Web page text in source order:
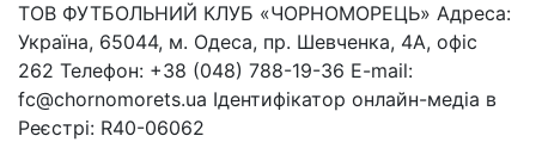
ТОВ ФУТБОЛЬНИЙ КЛУБ «ЧОРНОМОРЕЦЬ» Адреса:
Україна, 65044, м. Одеса, пр. Шевченка, 4А, офіс
262 Телефон: +38 (048) 788-19-36 E-mail:
fc@chornomorets.ua Ідентифікатор онлайн-медіа в
Реєстрі: R40-06062